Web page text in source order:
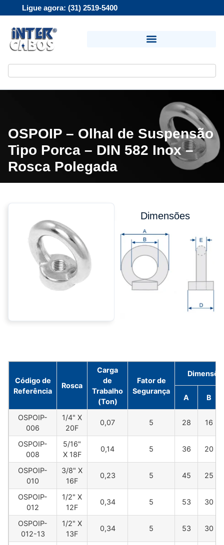
Ligue agora: (31) 2519-5400
OSPOIP – Olhal de Suspensão
Tipo Porca – DIN 582 Inox –
Rosca Polegada
Dimensões
Código de
Referência
Rosca
Carga
de
Trabalho
(Ton)
Fator de
Segurança
A B
OSPOIP-
006
1/4" X
20F
0,07 5 28 16
OSPOIP-
008
5/16"
X 18F
0,14 5 36 20
OSPOIP-
010
3/8" X
16F
0,23 5 45 25
OSPOIP-
012
1/2" X
12F
0,34 5 53 30
OSPOIP-
012-13
1/2" X
13F
0,34 5 53 30